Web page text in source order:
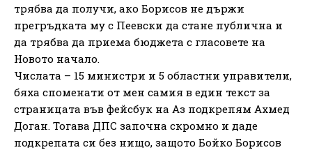
трябва да получи, ако Борисов не държи
прегръдката му с Пеевски да стане публична и
да трябва да приема бюджета с гласовете на
Новото начало.
Числата – 15 министри и 5 областни управители,
бяха споменати от мен самия в един текст за
страницата във фейсбук на Аз подкрепям Ахмед
Доган. Тогава ДПС започна скромно и даде
подкрепата си без нищо, защото Бойко Борисов